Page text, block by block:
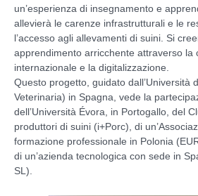
un’esperienza di insegnamento e
allevierà le carenze infrastrutturali e le
l’accesso agli allevamenti di suini. Si
apprendimento arricchente attraverso la
internazionale e la digitalizzazione.
Questo progetto, guidato dall’Università
Veterinaria) in Spagna, vede la
dell’Università Évora, in Portogallo, del
produttori di suini (i+Porc), di
formazione professionale in Polonia
di un’azienda tecnologica con sede in
SL).